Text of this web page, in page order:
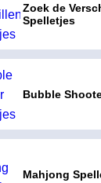
Zoek de
Spelletjes
Bubble
Mahjong